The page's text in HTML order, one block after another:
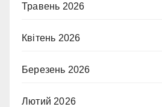
Травень 2026
Квітень 2026
Березень 2026
Лютий 2026